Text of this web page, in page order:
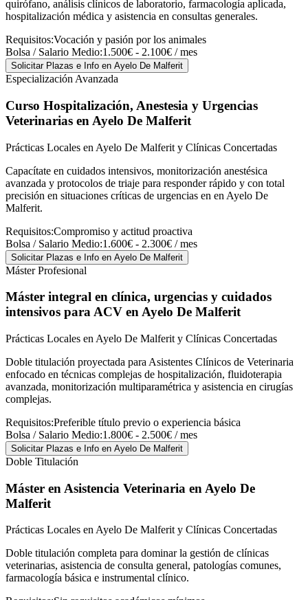
quirófano, análisis clínicos de laboratorio, farmacología aplicada,
hospitalización médica y asistencia en consultas generales.
Requisitos:Vocación y pasión por los animales
Bolsa / Salario Medio:1.500€ - 2.100€ / mes
Solicitar Plazas e Info en Ayelo De Malferit
Especialización Avanzada
Curso Hospitalización, Anestesia y Urgencias
Veterinarias en Ayelo De Malferit
Prácticas Locales en Ayelo De Malferit y Clínicas Concertadas
Capacítate en cuidados intensivos, monitorización anestésica
avanzada y protocolos de triaje para responder rápido y con total
precisión en situaciones críticas de urgencias en en Ayelo De
Malferit.
Requisitos:Compromiso y actitud proactiva
Bolsa / Salario Medio:1.600€ - 2.300€ / mes
Solicitar Plazas e Info en Ayelo De Malferit
Máster Profesional
Máster integral en clínica, urgencias y cuidados
intensivos para ACV en Ayelo De Malferit
Prácticas Locales en Ayelo De Malferit y Clínicas Concertadas
Doble titulación proyectada para Asistentes Clínicos de Veterinaria
enfocado en técnicas complejas de hospitalización, fluidoterapia
avanzada, monitorización multiparamétrica y asistencia en cirugías
complejas.
Requisitos:Preferible título previo o experiencia básica
Bolsa / Salario Medio:1.800€ - 2.500€ / mes
Solicitar Plazas e Info en Ayelo De Malferit
Doble Titulación
Máster en Asistencia Veterinaria en Ayelo De
Malferit
Prácticas Locales en Ayelo De Malferit y Clínicas Concertadas
Doble titulación completa para dominar la gestión de clínicas
veterinarias, asistencia de consulta general, patologías comunes,
farmacología básica e instrumental clínico.